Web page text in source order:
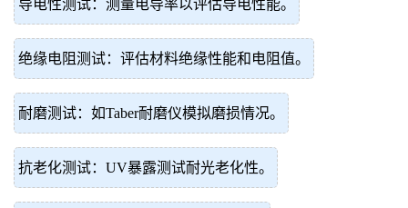
导电性测试：测量电导率以评估导电性能。
绝缘电阻测试：评估材料绝缘性能和电阻值。
耐磨测试：如Taber耐磨仪模拟磨损情况。
抗老化测试：UV暴露测试耐光老化性。